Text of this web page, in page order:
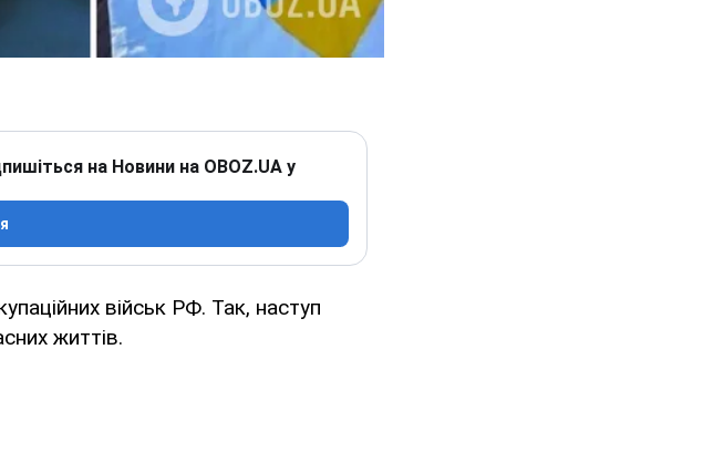
на Новини на OBOZ.UA у
військ РФ. Так, наступ
життів.